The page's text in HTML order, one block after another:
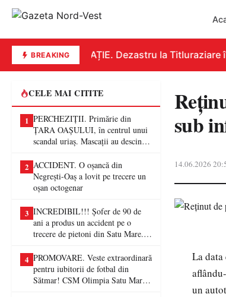
BREAKINGEDUCAȚIE. Dezastru la Titluraziare
CELE MAI CITITE
1 PERCHEZIȚII. Primărie din
ȚARA OAȘULUI, în centrul unui
scandal uriaș. Mascații au descins
fraude de proporții
2 ACCIDENT. O oșancă din
Negrești-Oaș a lovit pe trecere un
oșan octogenar
3 INCREDIBIL!!! Șofer de 90 de
ani a produs un accident pe o
trecere de pietoni din Satu Mare. O
4 PROMOVARE. Veste extraordinară
pentru iubitorii de fotbal din
Sătmar! CSM Olimpia Satu Mare
sub
14.06.2026
La
un